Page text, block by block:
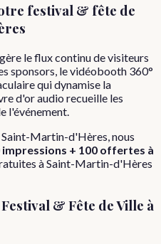
festival & fête de
le flux continu de visiteurs
sponsors, le vidéobooth 360°
qui dynamise la
d'or audio recueille les
l'événement.
Saint-Martin-d'Hères , nous
impressions + 100 offertes à
àSaint-Martin-d'Hères
Festival & Fête de Ville à